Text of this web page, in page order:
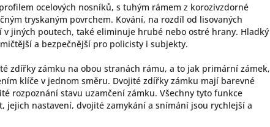
em ocelových nosníků, s tuhým rámem z korozivzdorné
tryskaným povrchem. Kování, na rozdíl od lisovaných
v jiných poutech, také eliminuje hrubé nebo ostré hrany. Hladký
a bezpečnější pro policisty i subjekty.
zdířky zámku na obou stranách rámu, a to jak primární zámek,
klíče v jednom směru. Dvojité zdířky zámku mají barevné
rozpoznání stavu uzamčení zámku. Všechny tyto funkce
jejich nastavení, dvojité zamykání a snímání jsou rychlejší a